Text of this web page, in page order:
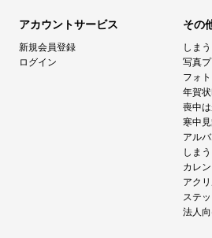
アカウントサービス
新規会員登録
ログイン
その
しま
写真
フォ
年賀
喪中
寒中
アル
しま
カレ
アク
ステ
法人